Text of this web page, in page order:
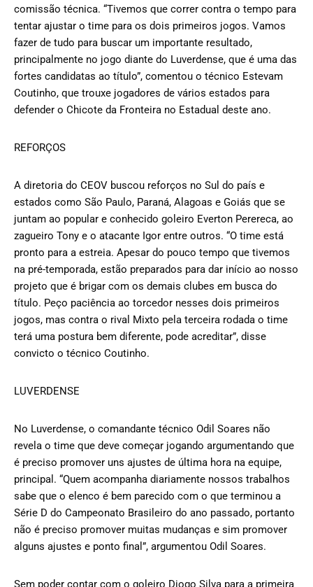
comissão técnica. “Tivemos que correr contra o tempo para
tentar ajustar o time para os dois primeiros jogos. Vamos
fazer de tudo para buscar um importante resultado,
principalmente no jogo diante do Luverdense, que é uma das
fortes candidatas ao título”, comentou o técnico Estevam
Coutinho, que trouxe jogadores de vários estados para
defender o Chicote da Fronteira no Estadual deste ano.
REFORÇOS
A diretoria do CEOV buscou reforços no Sul do país e
estados como São Paulo, Paraná, Alagoas e Goiás que se
juntam ao popular e conhecido goleiro Everton Perereca, ao
zagueiro Tony e o atacante Igor entre outros. “O time está
pronto para a estreia. Apesar do pouco tempo que tivemos
na pré-temporada, estão preparados para dar início ao nosso
projeto que é brigar com os demais clubes em busca do
título. Peço paciência ao torcedor nesses dois primeiros
jogos, mas contra o rival Mixto pela terceira rodada o time
terá uma postura bem diferente, pode acreditar”, disse
convicto o técnico Coutinho.
LUVERDENSE
No Luverdense, o comandante técnico Odil Soares não
revela o time que deve começar jogando argumentando que
é preciso promover uns ajustes de última hora na equipe,
principal. “Quem acompanha diariamente nossos trabalhos
sabe que o elenco é bem parecido com o que terminou a
Série D do Campeonato Brasileiro do ano passado, portanto
não é preciso promover muitas mudanças e sim promover
alguns ajustes e ponto final”, argumentou Odil Soares.
Sem poder contar com o goleiro Diogo Silva para a primeira